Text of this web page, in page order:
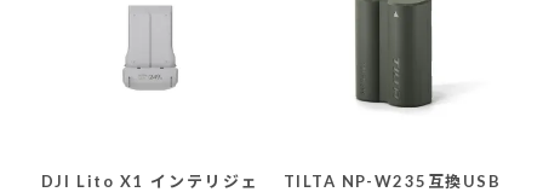
DJI Lito X1 インテリジェ
TILTA NP-W235互換USB